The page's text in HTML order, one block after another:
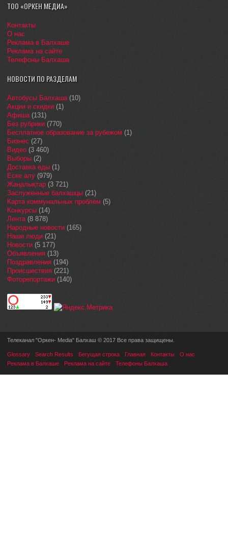
ТОО «ОРКЕН МЕДИА»
Контакты
О нас
Реклама в Балхаше
Реклама на сайте
Телефоны Балхаша
НОВОСТИ ПО РАЗДЕЛАМ
Автобусы Балхаша(10)
Акции и скидки (1)
Афиша(131)
Без рубрики (770)
Бесплатное образование за рубежом (1)
Бизнес (27)
Видео (3 460)
Выборы (2)
Доставка еды (1)
Еске алу (979)
Жаңалықтар (3 721)
Заслуженные балхашцы (21)
Карта коммунальных проблем (5)
Конкурсы (14)
Лента(8 878)
Народные новости (165)
Наши люди (21)
Новости (5 177)
Объявления (13)
Поздравления (194)
Происшествия (221)
Фоторепортажи (140)
Телеканал "Оркен- Media" Балхаш © 2017 Все права защищены.
Glossary Search Results Бегущая строка Главная Контакты
О нас
Реклама в Балхаше
Реклама на сайте Телефоны Балхаша